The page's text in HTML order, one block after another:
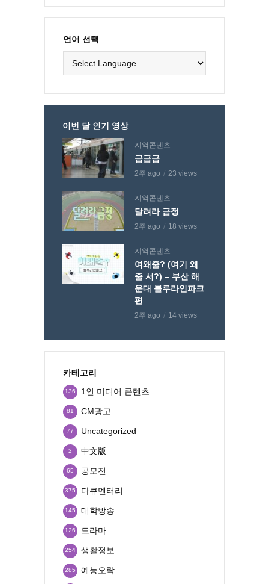
언어 선택
이번 달 인기 영상
지역콘텐츠
금금금
2주 ago 23 views
지역콘텐츠
달려라 금정
2주 ago 18 views
지역콘텐츠
여왜줄? (여기 왜
줄 서?) – 부산 해
운대 블루라인파크
편
2주 ago 14 views
카테고리
1인 미디어 콘텐츠
136
CM광고
81
Uncategorized
77
中文版
2
공모전
65
다큐멘터리
375
대학방송
145
드라마
126
생활정보
254
예능오락
285